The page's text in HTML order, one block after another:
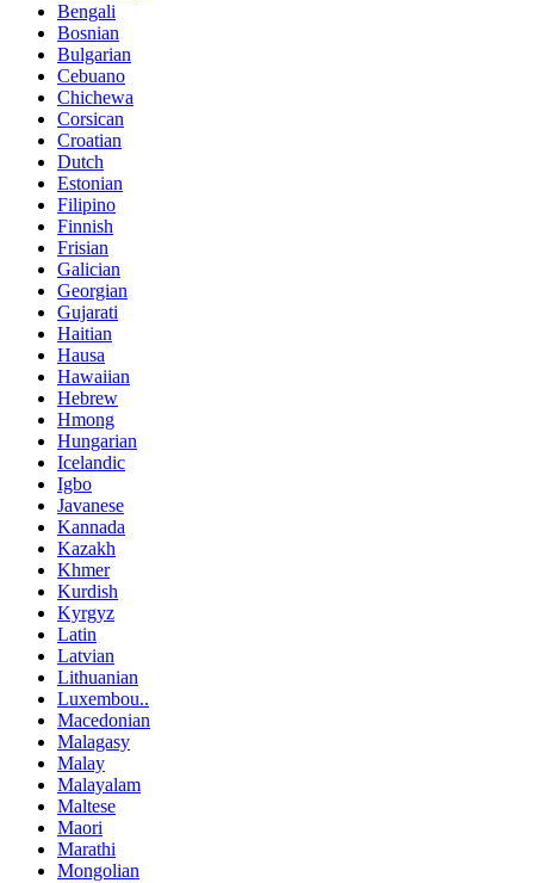
Bengali
Bosnian
Bulgarian
Cebuano
Chichewa
Corsican
Croatian
Dutch
Estonian
Filipino
Finnish
Frisian
Galician
Georgian
Gujarati
Haitian
Hausa
Hawaiian
Hebrew
Hmong
Hungarian
Icelandic
Igbo
Javanese
Kannada
Kazakh
Khmer
Kurdish
Kyrgyz
Latin
Latvian
Lithuanian
Luxembou..
Macedonian
Malagasy
Malay
Malayalam
Maltese
Maori
Marathi
Mongolian